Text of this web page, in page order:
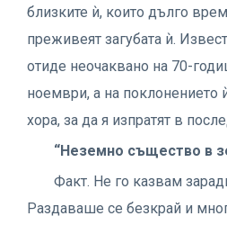
близките ѝ, които дълго
преживеят загубата ѝ.
отиде неочаквано на 70-
ноември, а на поклонението
хора, за да я изпратят в
“Неземно същество в
Факт. Не го казвам
Раздаваше се безкрай и